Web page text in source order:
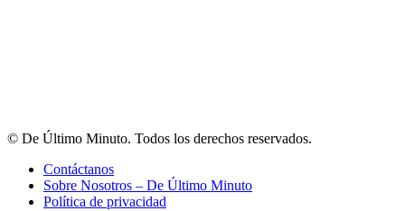
© De Último Minuto. Todos los derechos reservados.
Contáctanos
Sobre Nosotros – De Último Minuto
Política de privacidad